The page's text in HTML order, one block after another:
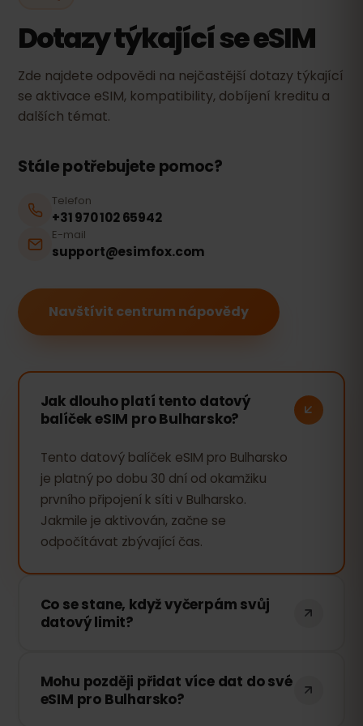
Dotazy týkající se eSIM
Zde najdete odpovědi na nejčastější dotazy týkající
se aktivace eSIM, kompatibility, dobíjení kreditu a
dalších témat.
Stále potřebujete pomoc?
Telefon
+31 970 102 65942
E-mail
support@esimfox.com
Navštívit centrum nápovědy
Jak dlouho platí tento datový
balíček eSIM pro Bulharsko?
Tento datový balíček eSIM pro Bulharsko
je platný po dobu 30 dní od okamžiku
prvního připojení k síti v Bulharsko.
Jakmile je aktivován, začne se
odpočítávat zbývající čas.
Co se stane, když vyčerpám svůj
datový limit?
připojení bude pozastaveno. Můžete si
však snadno dokoupit další data
Mohu později přidat více dat do své
eSIM pro Bulharsko?